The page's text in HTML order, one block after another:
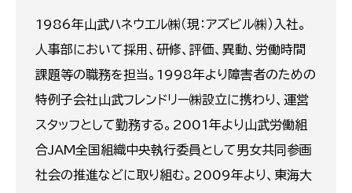
1986年山武ハネウエル㈱（現：アズビル㈱）入社。
人事部において採用、研修、評価、異動、労働時間
課題等の職務を担当。1998年より障害者のための
特例子会社山武フレンドリー㈱設立に携わり、運営
スタッフとして勤務する。2001年より山武労働組
合JAM全国組織中央執行委員として男女共同参画
社会の推進などに取り組む。2009年より、東海大